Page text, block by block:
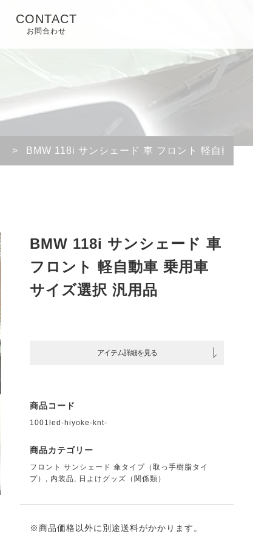
CONTACT
お問合わせ
> BMW 118i サンシェード 車 フロント 軽自動車
BMW 118i サンシェード 車
フロント 軽自動車 乗用車
サイズ選択 汎用品
アイテム詳細を見る
商品コード
1001led-hiyoke-knt-
商品カテゴリー
フロント サンシェード 傘タイプ（取っ手樹脂タイ
プ） , 内装品 , 日よけグッズ（関係類）
※商品価格以外に別途送料がかかります。